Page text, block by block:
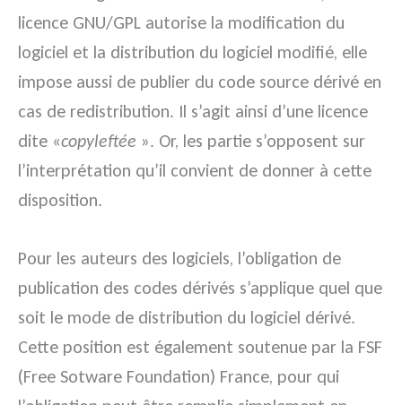
licence GNU/GPL autorise la modification du
logiciel et la distribution du logiciel modifié, elle
impose aussi de publier du code source dérivé en
cas de redistribution. Il s’agit ainsi d’une licence
dite «copyleftée ». Or, les partie s’opposent sur
l’interprétation qu’il convient de donner à cette
disposition.
Pour les auteurs des logiciels, l’obligation de
publication des codes dérivés s’applique quel que
soit le mode de distribution du logiciel dérivé.
Cette position est également soutenue par la FSF
(Free Sotware Foundation) France, pour qui